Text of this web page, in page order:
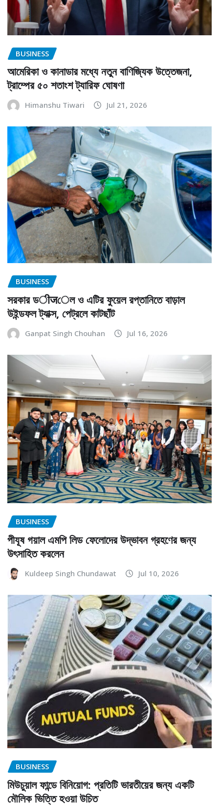
BUSINESS
আমেরিকা ও কানাডার মধ্যে নতুন বাণিজ্যিক উত্তেজনা,
ট্রাম্পের ৫০ শতাংশ ট্যারিফ ঘোষণা
Himanshu Tiwari Jul 21, 2026
BUSINESS
সরকার ডीजেল ও এটির ফুয়েল রপ্তানিতে বাড়াল
উইন্ডফল ট্যাক্স, পেট্রলে কাটছাঁট
Ganpat Singh Chouhan Jul 16, 2026
BUSINESS
পীযূষ গয়াল এমপি লিড ফেলোদের উদ্ভাবন গ্রহণের জন্য
উৎসাহিত করলেন
Kuldeep Singh Chundawat Jul 10, 2026
BUSINESS
মিউচুয়াল ফান্ডে বিনিয়োগ: প্রতিটি ভারতীয়ের জন্য একটি
মৌলিক ভিত্তি হওয়া উচিত